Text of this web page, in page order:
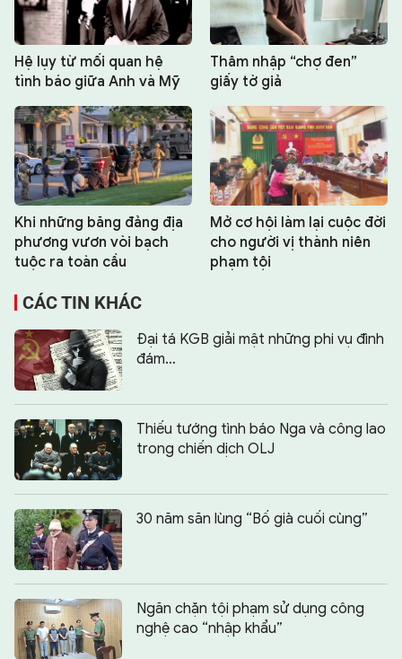
Hệ lụy từ mối quan hệ
tình báo giữa Anh và Mỹ
Thâm nhập “chợ đen”
giấy tờ giả
Khi những băng đảng địa
phương vươn vòi bạch
tuộc ra toàn cầu
Mở cơ hội làm lại cuộc đời
cho người vị thành niên
phạm tội
CÁC TIN KHÁC
Đại tá KGB giải mật những phi vụ đình
đám…
Thiếu tướng tình báo Nga và công lao
trong chiến dịch OLJ
30 năm săn lùng “Bố già cuối cùng”
Ngăn chặn tội phạm sử dụng công
nghệ cao “nhập khẩu”